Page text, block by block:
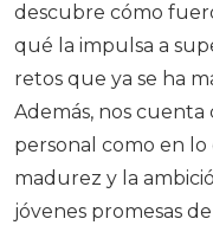
descubre cómo
qué la impulsa a
retos que ya se ha
Además, nos
personal como en
madurez y la
jóvenes promesas